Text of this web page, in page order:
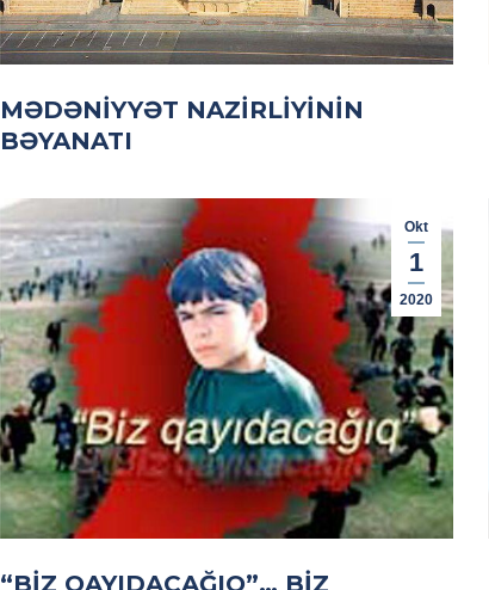
MƏDƏNIYYƏT NAZIRLIYININ
BƏYANATI
Okt
1
2020